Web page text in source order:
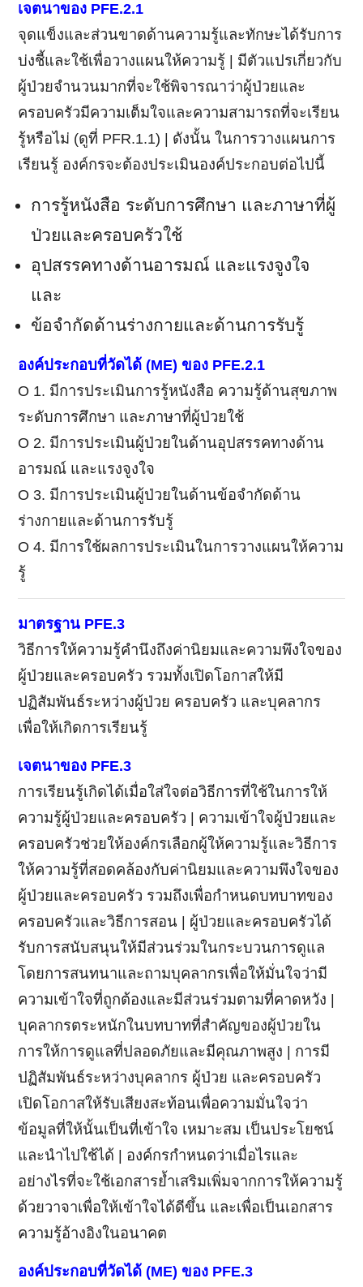
เจตนาของ PFE.2.1
จุดแข็งและส่วนขาดด้านความรู้และทักษะได้รับการ
บ่งชี้และใช้เพื่อวางแผนให้ความรู้ | มีตัวแปรเกี่ยวกับ
ผู้ป่วยจำนวนมากที่จะใช้พิจารณาว่าผู้ป่วยและ
ครอบครัวมีความเต็มใจและความสามารถที่จะเรียน
รู้หรือไม่ (ดูที่ PFR.1.1) | ดังนั้น ในการวางแผนการ
เรียนรู้ องค์กรจะต้องประเมินองค์ประกอบต่อไปนี้
การรู้หนังสือ ระดับการศึกษา และภาษาที่ผู้
ป่วยและครอบครัวใช้
อุปสรรคทางด้านอารมณ์ และแรงจูงใจ
และ
ข้อจำกัดด้านร่างกายและด้านการรับรู้
องค์ประกอบที่วัดได้ (ME) ของ PFE.2.1
Ο 1. มีการประเมินการรู้หนังสือ ความรู้ด้านสุขภาพ
ระดับการศึกษา และภาษาที่ผู้ป่วยใช้
Ο 2. มีการประเมินผู้ป่วยในด้านอุปสรรคทางด้าน
อารมณ์ และแรงจูงใจ
Ο 3. มีการประเมินผู้ป่วยในด้านข้อจำกัดด้าน
ร่างกายและด้านการรับรู้
Ο 4. มีการใช้ผลการประเมินในการวางแผนให้ความ
รู้
มาตรฐาน PFE.3
วิธีการให้ความรู้คำนึงถึงค่านิยมและความพึงใจของ
ผู้ป่วยและครอบครัว รวมทั้งเปิดโอกาสให้มี
ปฏิสัมพันธ์ระหว่างผู้ป่วย ครอบครัว และบุคลากร
เพื่อให้เกิดการเรียนรู้
เจตนาของ PFE.3
การเรียนรู้เกิดได้เมื่อใส่ใจต่อวิธีการที่ใช้ในการให้
ความรู้ผู้ป่วยและครอบครัว | ความเข้าใจผู้ป่วยและ
ครอบครัวช่วยให้องค์กรเลือกผู้ให้ความรู้และวิธีการ
ให้ความรู้ที่สอดคล้องกับค่านิยมและความพึงใจของ
ผู้ป่วยและครอบครัว รวมถึงเพื่อกำหนดบทบาทของ
ครอบครัวและวิธีการสอน | ผู้ป่วยและครอบครัวได้
รับการสนับสนุนให้มีส่วนร่วมในกระบวนการดูแล
โดยการสนทนาและถามบุคลากรเพื่อให้มั่นใจว่ามี
ความเข้าใจที่ถูกต้องและมีส่วนร่วมตามที่คาดหวัง |
บุคลากรตระหนักในบทบาทที่สำคัญของผู้ป่วยใน
การให้การดูแลที่ปลอดภัยและมีคุณภาพสูง | การมี
ปฏิสัมพันธ์ระหว่างบุคลากร ผู้ป่วย และครอบครัว
เปิดโอกาสให้รับเสียงสะท้อนเพื่อความมั่นใจว่า
ข้อมูลที่ให้นั้นเป็นที่เข้าใจ เหมาะสม เป็นประโยชน์
และนำไปใช้ได้ | องค์กรกำหนดว่าเมื่อไรและ
อย่างไรที่จะใช้เอกสารยํ้าเสริมเพิ่มจากการให้ความรู้
ด้วยวาจาเพื่อให้เข้าใจได้ดีขึ้น และเพื่อเป็นเอกสาร
ความรู้อ้างอิงในอนาคต
องค์ประกอบที่วัดได้ (ME) ของ PFE.3